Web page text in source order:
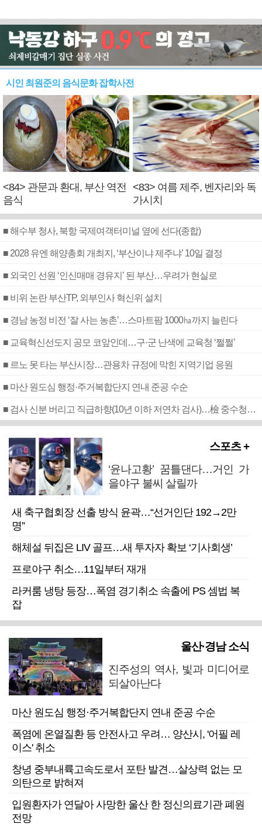
시인 최원준의 음식문화 잡학사전
<84> 관문과 환대, 부산 역전
음식
<83> 여름 제주, 벤자리와 독
가시치
■ 해수부 청사, 북항 국제여객터미널 옆에 선다(종합)
■ 2028 유엔 해양총회 개최지, ‘부산이냐 제주냐’ 10일 결정
■ 외국인 선원 ‘인신매매 경유지’ 된 부산…우려가 현실로
■ 비위 논란 부산TP, 외부인사 혁신위 설치
■ 경남 농정 비전 ‘잘 사는 농촌’…스마트팜 1000㏊까지 늘린다
■ 교육혁신선도지 공모 코앞인데…구·군 난색에 교육청 ‘쩔쩔’
■ 르노 못 타는 부산시장…관용차 규정에 막힌 지역기업 응원
■ 마산 원도심 행정·주거복합단지 연내 준공 수순
■ 검사 신분 버리고 직급하향(10년 이하 저연차 검사)…檢 중수청행 기피
스포츠 +
‘윤나고황’ 꿈틀댄다…거인 가
을야구 불씨 살릴까
새 축구협회장 선출 방식 윤곽…“선거인단 192→2만
명”
해체설 뒤집은 LIV 골프…새 투자자 확보 ‘기사회생’
프로야구 취소…11일부터 재개
라커룸 냉탕 등장…폭염 경기취소 속출에 PS 셈법 복
잡
울산·경남 소식
진주성의 역사, 빛과 미디어로
되살아난다
마산 원도심 행정·주거복합단지 연내 준공 수순
폭염에 온열질환 등 안전사고 우려… 양산시, '어필 레
이스' 취소
창녕 중부내륙고속도로서 포탄 발견…살상력 없는 모
의탄으로 밝혀져
입원환자가 연달아 사망한 울산 한 정신의료기관 폐원
전망